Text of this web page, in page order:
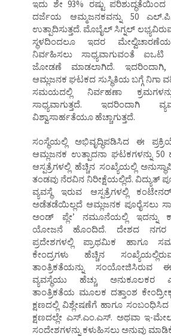
ಇದು ಶೇ 93% ರಷ್ಟು
ದರ್ಜೆಯ ಆಮ್ಮಜನಕವನ್ನು 50
ಉತ್ಪಾದಿಸುತ್ತದೆ. ಮೊಬೈಲ್ ಸಿಗ್ನಲ್
ಸ್ಥಳದಿಂದಲೂ ಇದರ
ನಿರ್ವಹಿಸಲು ಸಾಧ್ಯವಾಗುವಂತೆ ಐಒಟಿ
ಜೋಡಣೆ ಮಾಡಲಾಗಿದೆ. ಇದರಿಂದಾಗಿ,
ಆಮ್ಲಜನಕ ಘಟಕದ ಸುಸ್ಥಿತಿಯ ಬಗ್ಗೆ ನಿಗಾ
ಸಮಯದಲ್ಲಿ ನಿರ್ವಹಣಾ
ಸಾಧ್ಯವಾಗುತ್ತದೆ. ಇದರಿಂದಾಗಿ
ವಿಶ್ವಾಸಾರ್ಹತೆಯೂ ಹೆಚ್ಚಾಗುತ್ತದೆ.
ಸಂಸ್ಥೆಯಲ್ಲಿ ಅಭಿವೃದ್ಧಿಪಡಿಸಿದ ಈ
ಆಮ್ಲಜನಕ ಉತ್ಪಾದನಾ ಘಟಕಗಳನ್ನು 50
ಆಸ್ಪತ್ರೆಗಳಲ್ಲಿ ಹೆಚ್ಚಿನ ಸಂಖ್ಯೆಯಲ್ಲಿ
ತಂಡವು ನೆರವಿನ ನಿರೀಕ್ಷೆಯಲ್ಲಿದೆ. ವಿದ್ಯುತ್
ವ್ಯವಸ್ಥೆ ಇರುವ ಆಸ್ಪತ್ರೆಗಳಲ್ಲಿ
ಅಡೆತಡೆಯಿಲ್ಲದೆ ಆಮ್ಲಜನಕ ಪೂರೈಸಲು
ಅಂಡ್ ಪ್ಲೇ’ ನಮೂನೆಯಲ್ಲಿ ಇದನ್ನು
ಯೋಜನೆ ಹೊಂದಿದೆ. ದೇಶದ ನಗರ
ಪ್ರದೇಶಗಳಲ್ಲಿ ಪ್ರಾಥಮಿಕ ಹಾಗೂ
ಕೇಂದ್ರಗಳು ಹೆಚ್ಚಿನ
ತಾಂತ್ರಿಕತೆಯನ್ನು ಸಂಯೋಜಿಸಿರುವ
ವ್ಯವಸ್ಥೆಯು ಹೆಚ್ಚು ಅನುಕೂಲಕರ
ತಾಂತ್ರಿಕತೆಯ ಮೂಲಕ ದತ್ತಾಂಶ
ಕ್ಷಣದಲ್ಲಿ ವಿಶ್ಲೇಷಣೆಗೆ ಹಾಗೂ
ಕ್ಷಣದಲ್ಲೇ ಎಸ್.ಎಂ.ಎಸ್. ಅಥವಾ ಇ-
ಸಂದೇಶಗಳನ್ನು ಕಳುಹಿಸಲು ಅನುವು